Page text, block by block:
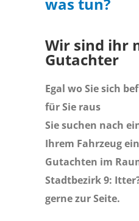
Wir sind ihr
Gutachter
Egal wo Sie sich
für Sie raus
Sie suchen nach
Ihrem Fahrzeug
Gutachten im
Stadtbezirk 9:
gerne zur Seite.